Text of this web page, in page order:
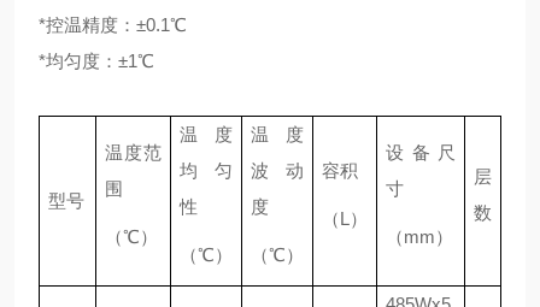
*控温精度：±0.1℃
*均匀度：±1℃
型号
温度范
围
（℃）
温度
均匀
性
（℃）
温度
波动
度
（℃）
容积
（L）
设备尺
寸
（mm）
层
数